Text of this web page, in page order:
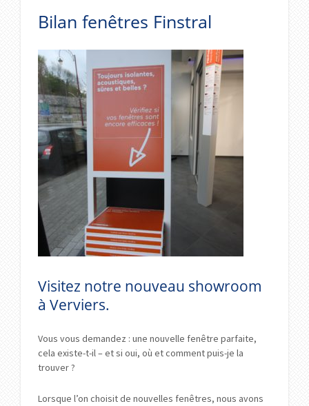
Bilan fenêtres Finstral
Visitez notre nouveau showroom
à Verviers.
Vous vous demandez : une nouvelle fenêtre parfaite,
cela existe-t-il – et si oui, où et comment puis-je la
trouver ?
Lorsque l’on choisit de nouvelles fenêtres, nous avons